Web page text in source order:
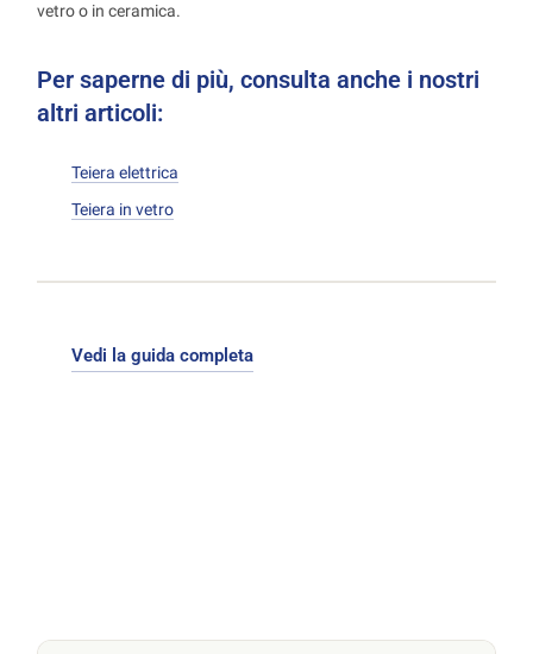
vetro o in ceramica.
Per saperne di più, consulta anche i nostri
altri articoli:
Teiera elettrica
Teiera in vetro
Vedi la guida completa